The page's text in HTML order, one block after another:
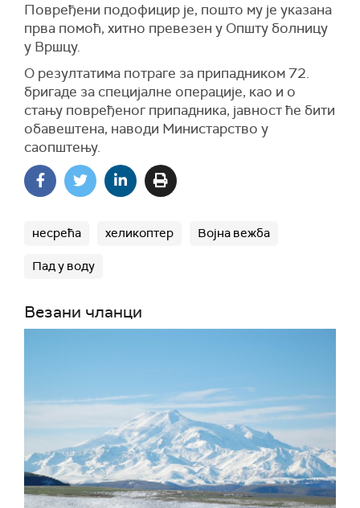
Повређени подофицир је, пошто му је указана
прва помоћ, хитно превезен у Општу болницу
у Вршцу.
О резултатима потраге за припадником 72.
бригаде за специјалне операције, као и о
стању повређеног припадника, јавност ће бити
обавештена, наводи Министарство у
саопштењу.
несрећа хеликоптер Војна вежба
Пад у воду
Везани чланци